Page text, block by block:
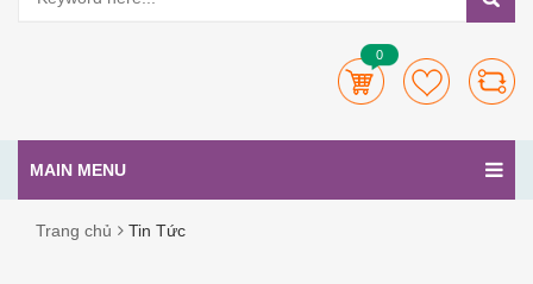
0
MAIN MENU
Trang chủ Tin Tức